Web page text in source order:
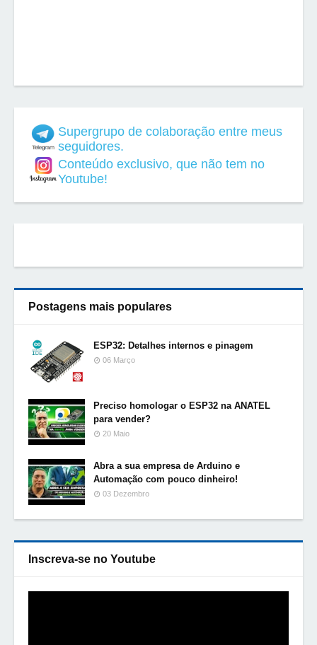
Supergrupo de colaboração entre meus
seguidores.
Conteúdo exclusivo, que não tem no
Youtube!
Postagens mais populares
ESP32: Detalhes internos e pinagem
06 Março
Preciso homologar o ESP32 na ANATEL
para vender?
20 Maio
Abra a sua empresa de Arduino e
Automação com pouco dinheiro!
03 Dezembro
Inscreva-se no Youtube